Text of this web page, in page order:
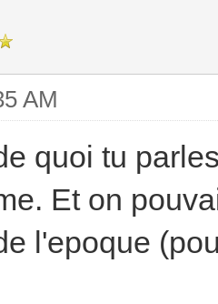
AM
quoi tu
Et on
l'epoque